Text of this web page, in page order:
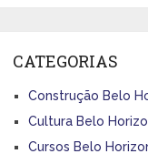
CATEGORIAS
Construção Belo
Cultura Belo
Cursos Belo